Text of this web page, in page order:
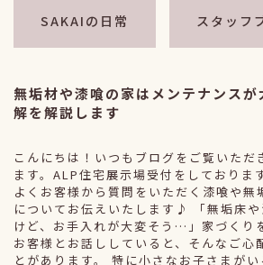
SAKAIの日常 スタッフ
無垢材や漆喰の家はメンテナンス
解を解説します
こんにちは！いつもブログをご覧いただ
ます。ALP住宅展示場受付をしておりま
よくお客様から質問をいただく漆喰や無
についてお伝えいたします♪ 「無垢床
けど、お手入れが大変そう…」家づくり
お客様とお話ししていると、そんなご心
とがあります。 特に小さなお子さまが